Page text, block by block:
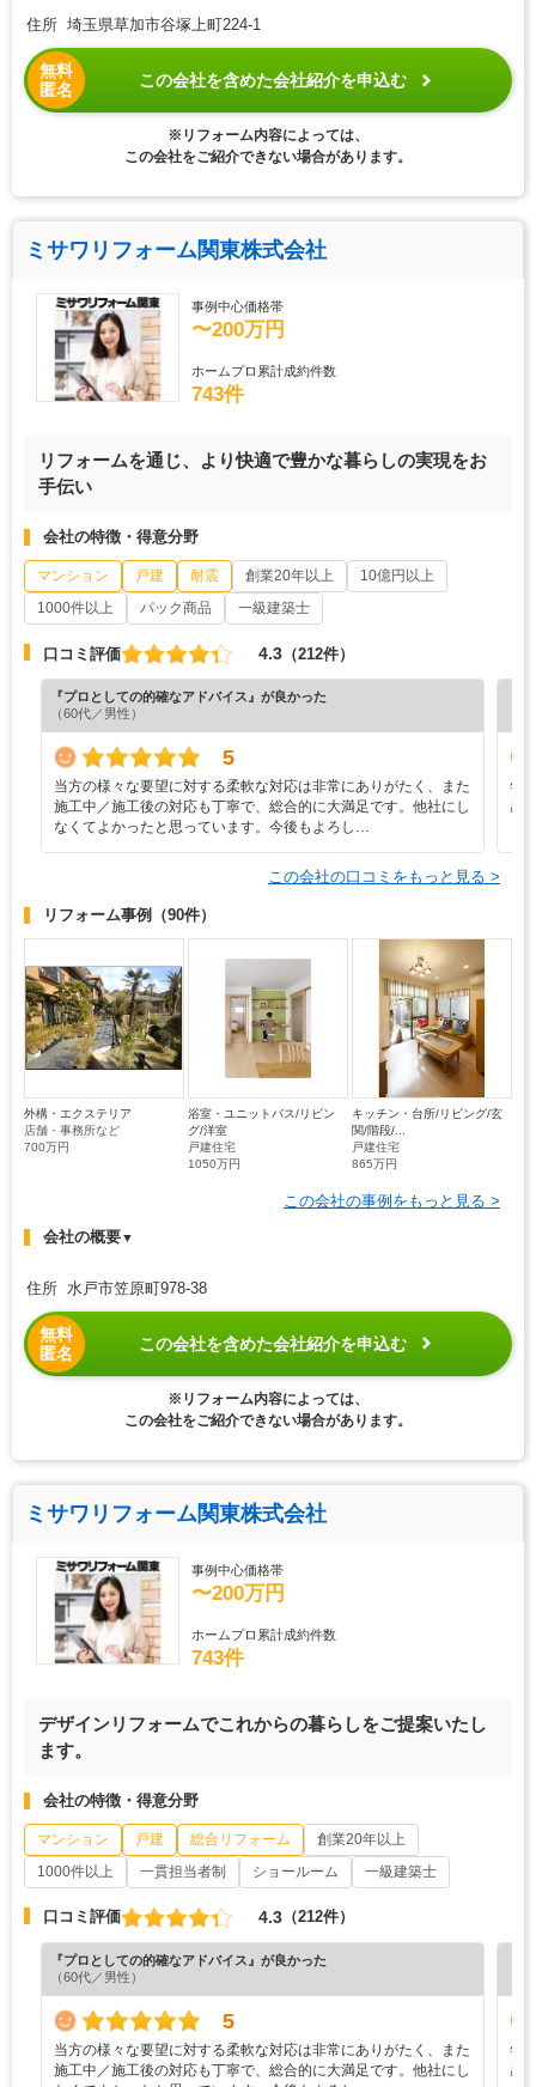
住所 埼玉県草加市谷塚上町224-1
無料
匿名
この会社を含めた会社紹介を申込む
※リフォーム内容によっては、
この会社をご紹介できない場合があります。
ミサワリフォーム関東株式会社
事例中心価格帯
〜200万円
ホームプロ累計成約件数
743件
リフォームを通じ、より快適で豊かな暮らしの実現をお
手伝い
会社の特徴・得意分野
マンション 戸建 耐震 創業20年以上
10億円以上
1000件以上
パック商品 一級建築士
口コミ評価 4.3 （212件）
『プロとしての的確なアドバイス』が良かった
（60代／男性）
5
当方の様々な要望に対する柔軟な対応は非常にありがたく、また
施工中／施工後の対応も丁寧で、総合的に大満足です。他社にし
なくてよかったと思っています。今後もよろし…
年
感
この会社の口コミをもっと見る >
リフォーム事例 （90件）
外構・エクステリア
店舗・事務所など
700万円
浴室・ユニットバス/リビン
グ/洋室
戸建住宅
1050万円
キッチン・台所/リビング/玄
関/階段/...
戸建住宅
865万円
この会社の事例をもっと見る >
会社の概要▼
住所 水戸市笠原町978-38
無料
匿名
この会社を含めた会社紹介を申込む
※リフォーム内容によっては、
この会社をご紹介できない場合があります。
ミサワリフォーム関東株式会社
事例中心価格帯
〜200万円
ホームプロ累計成約件数
743件
デザインリフォームでこれからの暮らしをご提案いたし
ます。
会社の特徴・得意分野
マンション 戸建 総合リフォーム
創業20年以上
1000件以上
一貫担当者制 ショールーム 一級建築士
口コミ評価 4.3 （212件）
『プロとしての的確なアドバイス』が良かった
（60代／男性）
5
当方の様々な要望に対する柔軟な対応は非常にありがたく、また
施工中／施工後の対応も丁寧で、総合的に大満足です。他社にし
年
感